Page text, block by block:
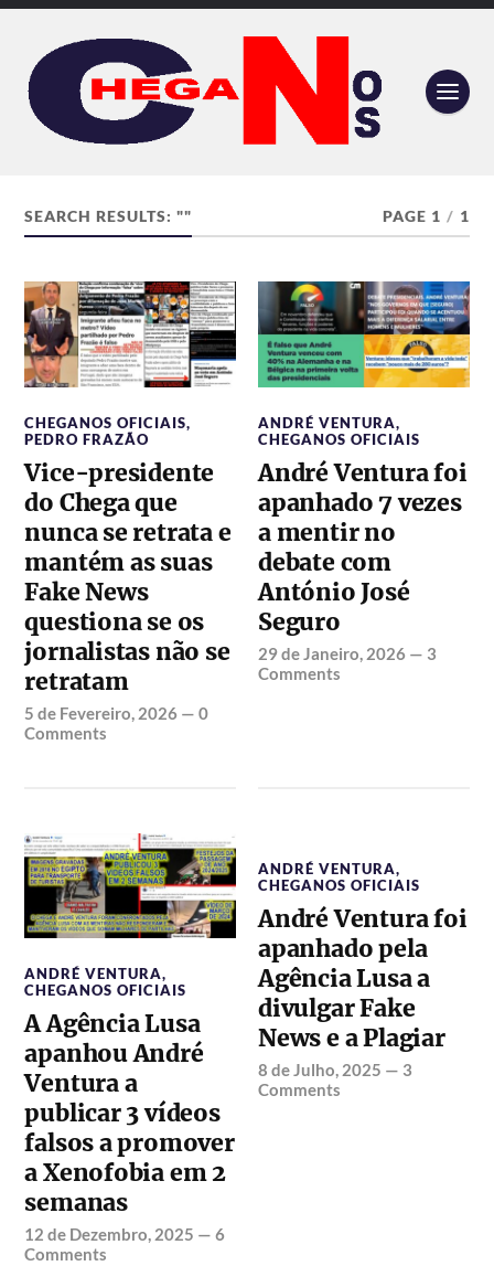
SEARCH RESULTS: "" PAGE 1 / 1
CHEGANOS OFICIAIS,
PEDRO FRAZÃO
Vice-presidente
do Chega que
nunca se retrata e
mantém as suas
Fake News
questiona se os
jornalistas não se
retratam
5 de Fevereiro, 2026 —0
Comments
ANDRÉ VENTURA,
CHEGANOS OFICIAIS
André Ventura foi
apanhado 7 vezes
a mentir no
debate com
António José
Seguro
29 de Janeiro, 2026 — 3
Comments
ANDRÉ VENTURA,
CHEGANOS OFICIAIS
A Agência Lusa
apanhou André
Ventura a
publicar 3 vídeos
falsos a promover
a Xenofobia em 2
semanas
12 de Dezembro, 2025 —6
Comments
ANDRÉ VENTURA,
CHEGANOS OFICIAIS
André Ventura foi
apanhado pela
Agência Lusa a
divulgar Fake
News e a Plagiar
8 de Julho, 2025 — 3
Comments